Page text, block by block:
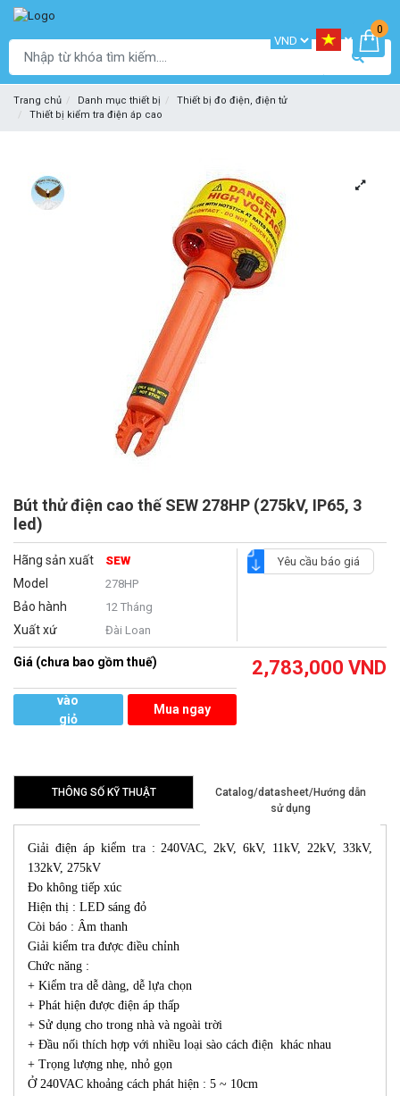
0
Trang chủ Danh mục thiết bị
Thiết bị đo điện, điện tử
Thiết bị kiểm tra điện áp cao
Bút thử điện cao thế SEW 278HP (275kV, IP65, 3
led)
Hãng sản xuất SEW
Model 278HP
Bảo hành 12 Tháng
Xuất xứ Đài Loan
Yêu cầu báo giá
Giá (chưa bao gồm thuế) 2,783,000 VND
vào
giỏ
Mua ngay
THÔNG SỐ KỸ THUẬT
Catalog/datasheet/Hướng dẫn
sử dụng
Giải điện áp kiểm tra : 240VAC, 2kV, 6kV, 11kV, 22kV, 33kV,
132kV, 275kV
Đo không tiếp xúc
Hiện thị : LED sáng đỏ
Còi báo : Âm thanh
Giải kiểm tra được điều chỉnh
Chức năng :
+ Kiểm tra dễ dàng, dễ lựa chọn
+ Phát hiện được điện áp thấp
+ Sử dụng cho trong nhà và ngoài trời
+ Đầu nối thích hợp với nhiều loại sào cách điện khác nhau
+ Trọng lượng nhẹ, nhỏ gọn
Ở 240VAC khoảng cách phát hiện : 5 ~ 10cm